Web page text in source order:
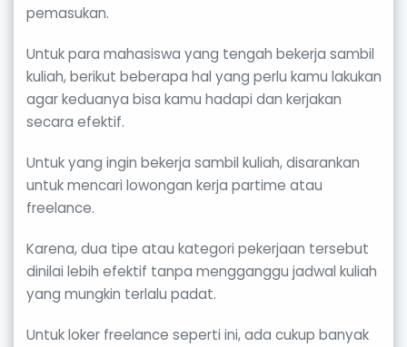
pemasukan.
Untuk para mahasiswa yang tengah bekerja sambil
kuliah, berikut beberapa hal yang perlu kamu lakukan
agar keduanya bisa kamu hadapi dan kerjakan
secara efektif.
Untuk yang ingin bekerja sambil kuliah, disarankan
untuk mencari lowongan kerja partime atau
freelance.
Karena, dua tipe atau kategori pekerjaan tersebut
dinilai lebih efektif tanpa mengganggu jadwal kuliah
yang mungkin terlalu padat.
Untuk loker freelance seperti ini, ada cukup banyak